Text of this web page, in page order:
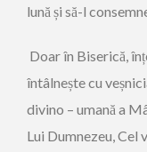
lună și să-l
Doar în Biserică,
întâlnește cu
divino – umană a
Lui Dumnezeu, Cel